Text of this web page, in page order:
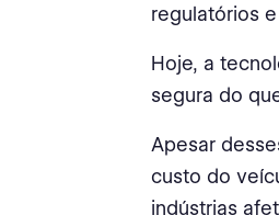
regulatórios
Hoje, a
segura do
Apesar
custo do
indústrias